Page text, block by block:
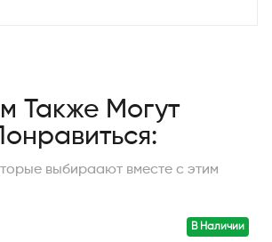
Также Могут
выбираают вместе с этим
В Наличии